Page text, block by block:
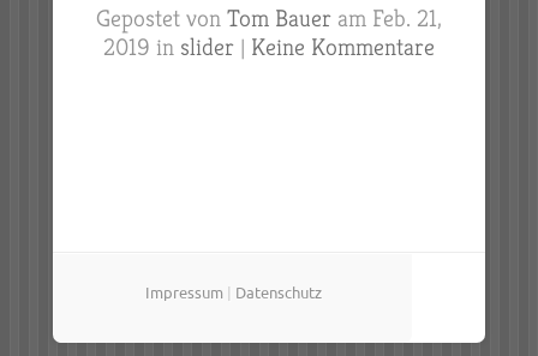
Gepostet von Tom Bauer am Feb. 21,
2019 in slider | Keine Kommentare
Impressum | Datenschutz